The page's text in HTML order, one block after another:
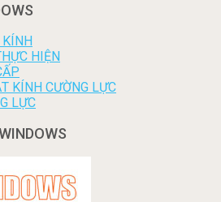
HIỆN
KÍNH CƯỜNG LỰC
LỰC